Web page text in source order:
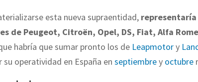
esta nueva supraentidad,
de Peugeot, Citroën, Opel, DS, Fiat, Alfa
habría que sumar pronto los de Leapmotory
operatividad en España en septiembrey octubre